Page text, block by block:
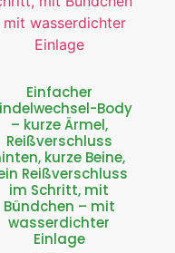
Einfacher
Body
– kurze Ärmel,
Reißverschluss
kurze Beine,
Reißverschluss
im Schritt, mit
Bündchen – mit
wasserdichter
Einlage